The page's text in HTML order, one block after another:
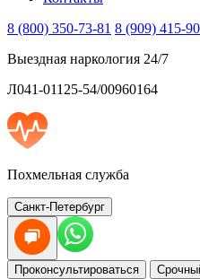
8 (800) 350-73-81 8 (909) 415-
Выездная наркология 24/7
Л041-01125-54/00960164
Похмельная служба
Санкт-Петербург
Проконсультироваться